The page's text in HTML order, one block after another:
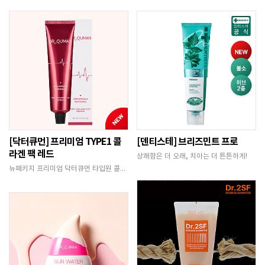
[닥터큐먼] 프리미엄 TYPE1 콜
라겐 팩 레드
뉴패키지 프리미엄 닥터큐먼 타입원 콜라겐의 폭탄광…
[덴티스테] 브리즈민트 프로
상쾌함은 더 오래, 치아는 더 튼튼하게!